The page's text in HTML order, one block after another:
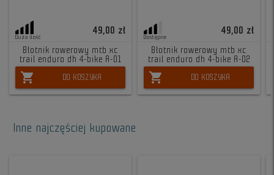
Duża ilość
49,00 zł
Błotnik rowerowy mtb xc
trail enduro dh 4-bike A-01
shopping_cart DO KOSZYKA
Dostępne
49,00 zł
Błotnik rowerowy mtb xc
trail enduro dh 4-bike A-02
shopping_cart DO KOSZYKA
Inne najczęściej kupowane